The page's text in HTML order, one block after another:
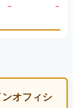
– –
オフィシ